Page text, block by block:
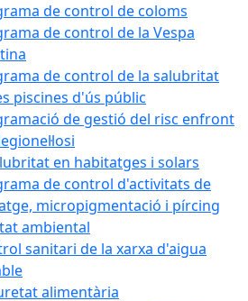
de control de coloms
de control de la Vespa
de control de la salubritat
piscines d'ús públic
de gestió del risc enfront
en habitatges i solars
de control d'activitats de
micropigmentació i pírcing
ambiental
sanitari de la xarxa d'aigua
alimentària